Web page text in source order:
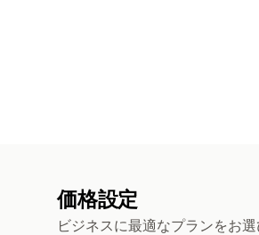
価格設定
ビジネスに最適なプランをお選